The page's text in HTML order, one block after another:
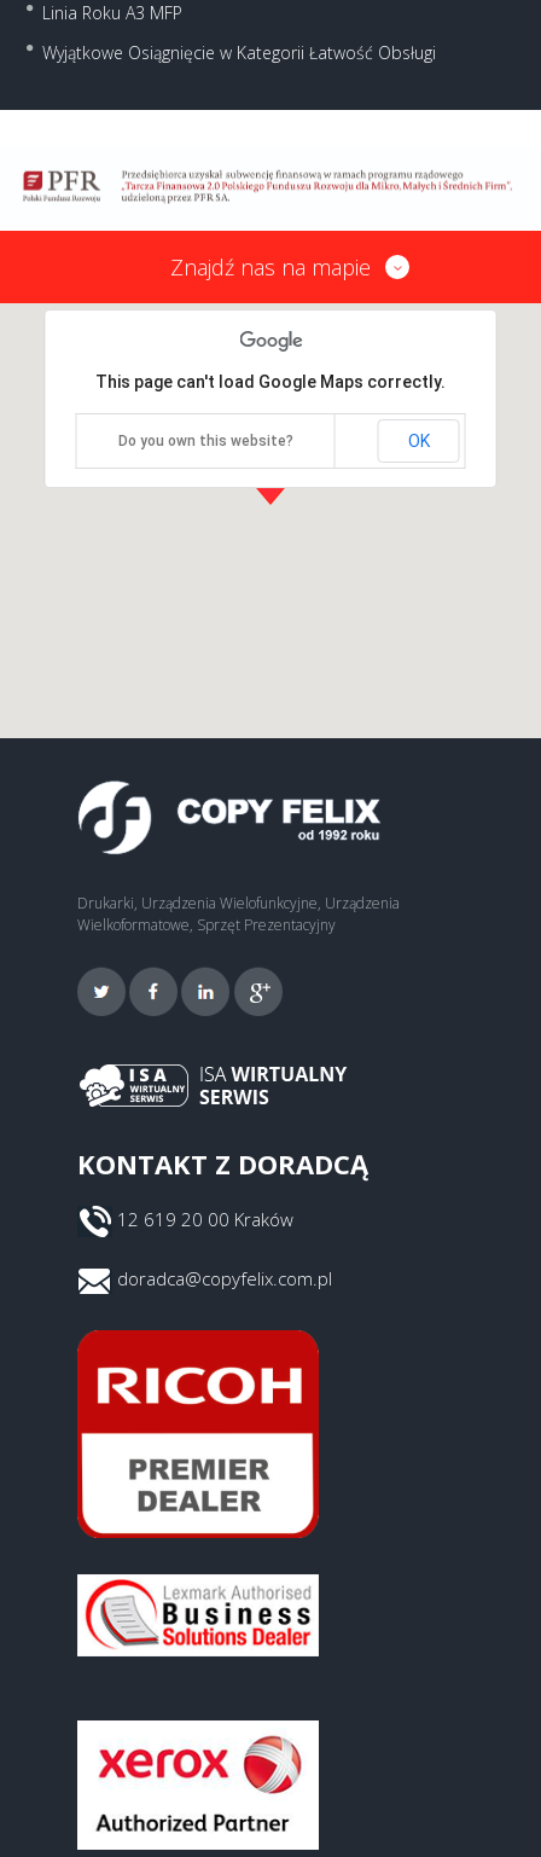
Linia Roku A3 MFP
Wyjątkowe Osiągnięcie w Kategorii Łatwość Obsługi
Znajdź nas na mapie
This page can't load Google Maps correctly.
Do you own this website? OK
Drukarki, Urządzenia Wielofunkcyjne, Urządzenia
Wielkoformatowe, Sprzęt Prezentacyjny
KONTAKT Z DORADCĄ
12 619 20 00 Kraków
doradca@copyfelix.com.pl